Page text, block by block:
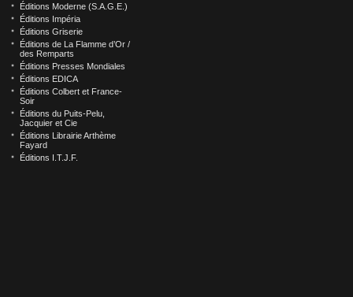
Éditions Moderne (S.A.G.E.)
Éditions Impéria
Éditions Griserie
Éditions de La Flamme d’Or /
des Remparts
Éditions Presses Mondiales
Éditions EDICA
Éditions Colbert et France-
Soir
Éditions du Puits-Pelu,
Jacquier et Cie
Éditions Librairie Arthème
Fayard
Éditions I.T.J.F.